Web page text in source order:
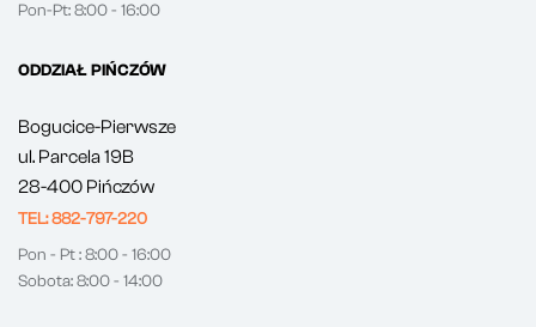
Pon-Pt: 8:00 - 16:00
ODDZIAŁ PIŃCZÓW
Bogucice-Pierwsze
ul. Parcela 19B
28-400 Pińczów
TEL: 882-797-220
Pon - Pt : 8:00 - 16:00
Sobota: 8:00 - 14:00